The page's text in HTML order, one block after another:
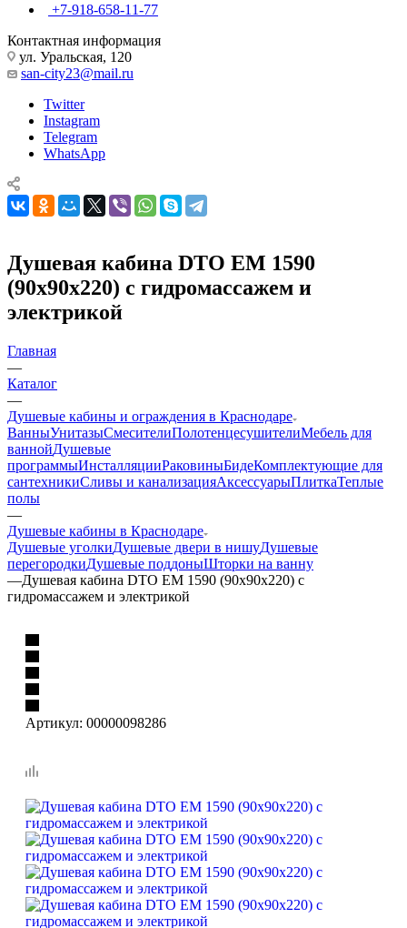
+7-918-658-11-77
Контактная информация
ул. Уральская, 120
san-city23@mail.ru
Twitter
Instagram
Telegram
WhatsApp
Душевая кабина DTO ЕМ 1590
(90х90х220) с гидромассажем и
электрикой
Главная
—
Каталог
—
Душевые кабины и ограждения в Краснодаре
ВанныУнитазыСмесителиПолотенцесушителиМебель для
ваннойДушевые
программыИнсталляцииРаковиныБидеКомплектующие для
сантехникиСливы и канализацияАксессуарыПлиткаТеплые
полы
—
Душевые кабины в Краснодаре
Душевые уголкиДушевые двери в нишуДушевые
перегородкиДушевые поддоныШторки на ванну
—Душевая кабина DTO ЕМ 1590 (90х90х220) с
гидромассажем и электрикой
Артикул: 00000098286